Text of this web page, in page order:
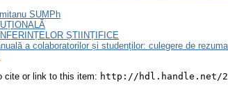
SUMPh
ȘTIINȚIFICE
a colaboratorilor și studenților: culegere de
cite or link to this item: http://hdl.handle.net/